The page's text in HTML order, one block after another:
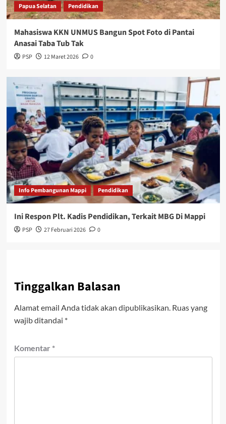
Papua Selatan Pendidikan
Mahasiswa KKN UNMUS Bangun Spot Foto di Pantai
Anasai Taba Tub Tak
PSP 12 Maret 2026 0
Info Pembangunan Mappi Pendidikan
Ini Respon Plt. Kadis Pendidikan, Terkait MBG Di Mappi
PSP 27 Februari 2026 0
Tinggalkan Balasan
Alamat email Anda tidak akan dipublikasikan. Ruas yang
wajib ditandai *
Komentar *